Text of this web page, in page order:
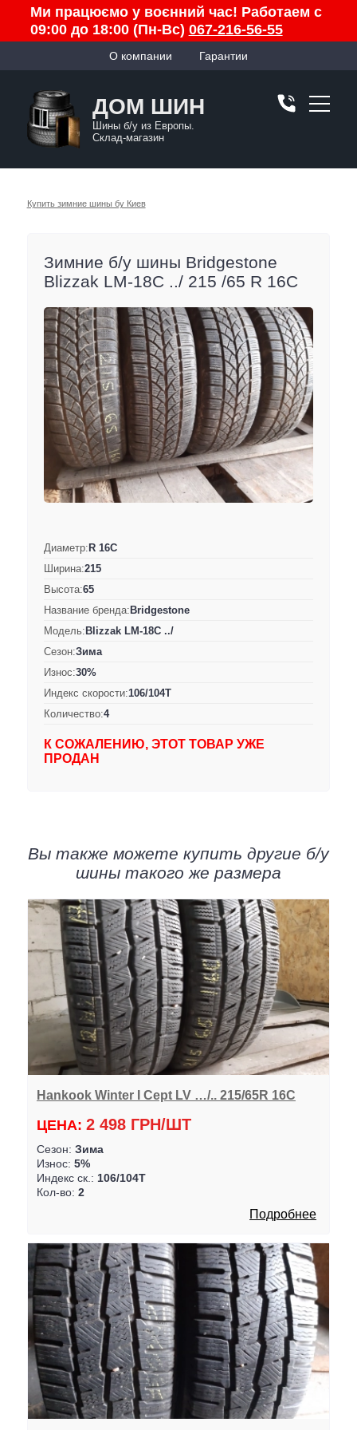
Ми працюємо у воєнний час! Работаем с
09:00 до 18:00 (Пн-Вс) 067-216-56-55
О компании Гарантии
ДОМ ШИН
Шины б/у из Европы.
Склад-магазин
Купить зимние шины бу Киев
Зимние б/у шины Bridgestone
Blizzak LM-18C ../ 215 /65 R 16C
Диаметр:R 16C
Ширина:215
Высота:65
Название бренда:Bridgestone
Модель:Blizzak LM-18C ../
Сезон:Зима
Износ:30%
Индекс скорости:106/104T
Количество:4
К СОЖАЛЕНИЮ, ЭТОТ ТОВАР УЖЕ
ПРОДАН
Вы также можете купить другие б/у
шины такого же размера
Hankook Winter I Cept LV …/.. 215/65R 16C
ЦЕНА: 2 498 ГРН/ШТ
Сезон: Зима
Износ: 5%
Индекс ск.: 106/104T
Кол-во: 2
Подробнее